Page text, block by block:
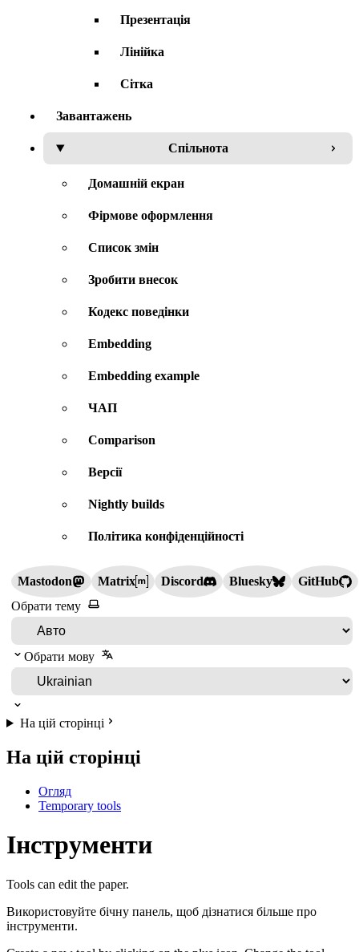
Презентація
Лінійка
Сітка
Завантажень
Спільнота
Домашній екран
Фірмове оформлення
Список змін
Зробити внесок
Кодекс поведінки
Embedding
Embedding example
ЧАП
Comparison
Версії
Nightly builds
Політика конфіденційності
Mastodon Matrix Discord Bluesky
GitHub
Обрати тему
Обрати мову
На цій сторінці
На цій сторінці
Огляд
Temporary tools
Інструменти
Tools can edit the paper.
Використовуйте бічну панель, щоб дізнатися більше про
інструменти.